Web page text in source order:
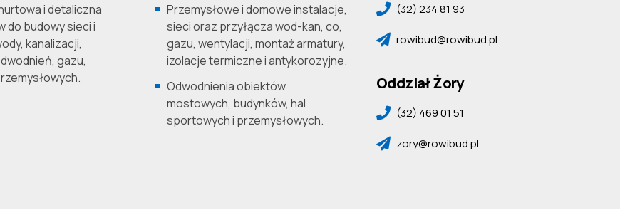
i detaliczna
do budowy sieci i
kanalizacji,
gazu,
Przemysłowe i domowe instalacje,
sieci oraz przyłącza wod-kan, co,
gazu, wentylacji, montaż armatury,
izolacje termiczne i antykorozyjne.
Odwodnienia obiektów
mostowych, budynków, hal
sportowych i przemysłowych.
(32) 234 81 93
rowibud@rowibud.pl
Oddział Żory
(32) 469 01 51
zory@rowibud.pl